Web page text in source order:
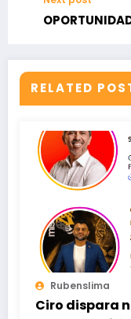
RELATED
Rubenslima
Ciro dispara